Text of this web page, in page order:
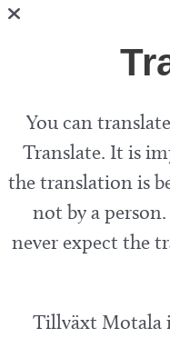
You can
Translate. It is
the translation is
not by a
never expect the
Tillväxt Motala